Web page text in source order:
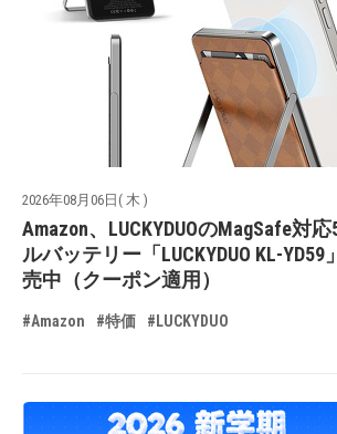
2026年08月06日( 木 )
Amazon、LUCKYDUOのMagSafe対
ルバッテリー「LUCKYDUO KL-
売中（クーポン適用）
#Amazon #特価 #LUCKYDUO